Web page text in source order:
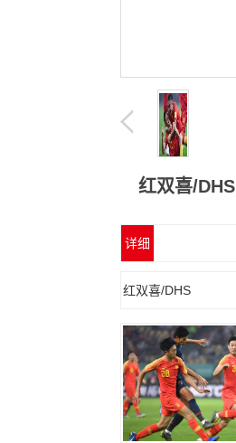
红双喜/DHS
详细
红双喜/DHS